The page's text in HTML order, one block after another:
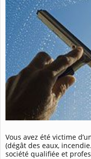
Vous avez été victime
(dégât des eaux,
société qualifiée et